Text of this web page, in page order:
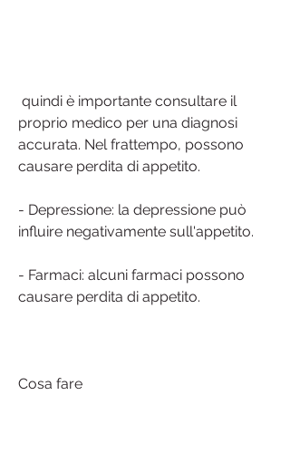
proprio medico per una diagnosi
accurata. Nel frattempo, possono
causare perdita di appetito.
- Depressione: la depressione può
influire negativamente sull'appetito.
- Farmaci: alcuni farmaci possono
causare perdita di appetito.
Cosa fare